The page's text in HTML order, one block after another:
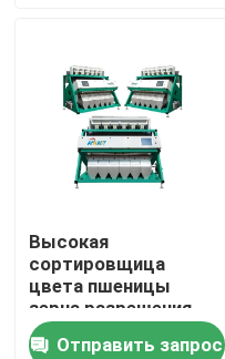
Проверка качества
Свяжитесь мы
Новости
Спросите цитату
Высокая
сортировщица
цвета пшеницы
зерна разрешения
Отправить запрос